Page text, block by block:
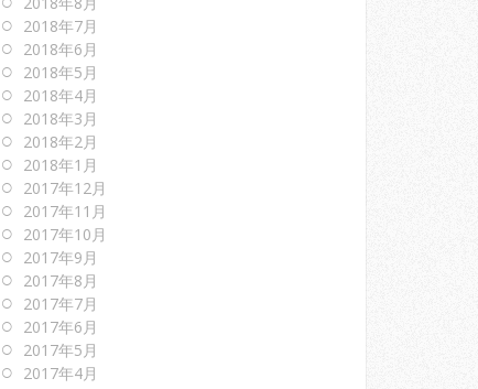
2018年7月
2018年6月
2018年5月
2018年4月
2018年3月
2018年2月
2018年1月
2017年12月
2017年11月
2017年10月
2017年9月
2017年8月
2017年7月
2017年6月
2017年5月
2017年4月